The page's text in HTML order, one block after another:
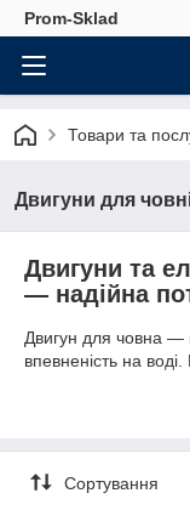
Prom-Sklad
Товари та
Двигуни для
Двигуни та
— надійна
Двигун для човна —
впевненість на
різні моделі —
далекі дистанції, а
зручного монтажу.
варіантів з
Сортування